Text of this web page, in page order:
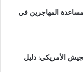
لمساعدة المهاجرين في
الأمريكي: دليل